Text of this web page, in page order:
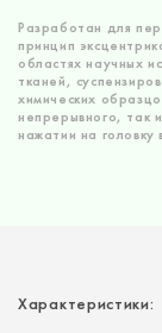
Разработан для
принцип
областях научных
тканей,
химических
непрерывного, так
нажатии на
Характеристики: